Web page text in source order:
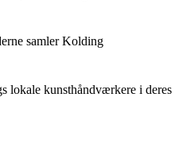
samler Kolding
lokale kunsthåndværkere i deres